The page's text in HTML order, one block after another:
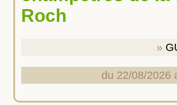
Roch
du 22/08/2026